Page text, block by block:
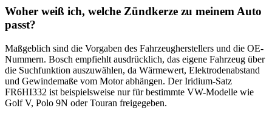
Woher weiß ich, welche Zündkerze zu meinem Auto
passt?
Maßgeblich sind die Vorgaben des Fahrzeugherstellers und die OE-
Nummern. Bosch empfiehlt ausdrücklich, das eigene Fahrzeug über
die Suchfunktion auszuwählen, da Wärmewert, Elektrodenabstand
und Gewindemaße vom Motor abhängen. Der Iridium-Satz
FR6HI332 ist beispielsweise nur für bestimmte VW-Modelle wie
Golf V, Polo 9N oder Touran freigegeben.